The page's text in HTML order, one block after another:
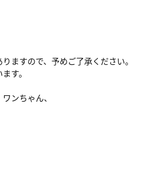
ますので、予めご了承ください。
す。
ンちゃん、